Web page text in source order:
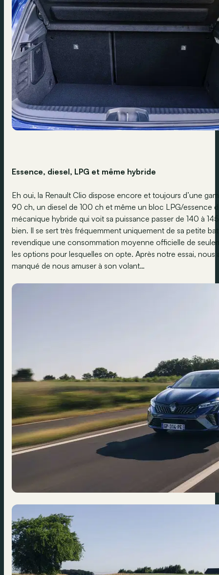
Essence, diesel, LPG et même hybride
Eh oui, la Renault Clio dispose encore et toujours d’une
90 ch, un diesel de 100 ch et même un bloc LPG/essence
mécanique hybride qui voit sa puissance passer de 140 à
bien. Il se sert très fréquemment uniquement de sa petite
revendique une consommation moyenne officielle de
les options pour lesquelles on opte. Après notre essai,
manqué de nous amuser à son volant…